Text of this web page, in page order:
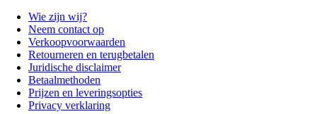
Wie zijn wij?
Neem contact op
Verkoopvoorwaarden
Retourneren en terugbetalen
Juridische disclaimer
Betaalmethoden
Prijzen en leveringsopties
Privacy verklaring